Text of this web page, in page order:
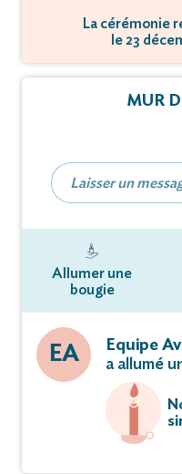
La cérémonie
le 23
le 23
MUR
Allumer une
bougie
EA
Equipe
a allumé